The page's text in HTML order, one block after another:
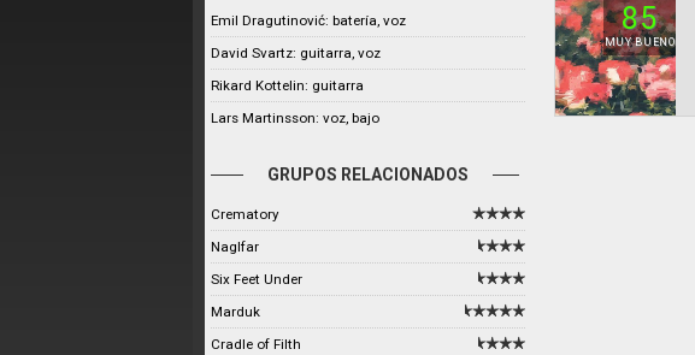
Emil Dragutinović: batería, voz
David Svartz: guitarra, voz
Rikard Kottelin: guitarra
Lars Martinsson: voz, bajo
GRUPOS RELACIONADOS
Crematory
Naglfar
Six Feet Under
Marduk
Cradle of Filth
85
MUY BUENO